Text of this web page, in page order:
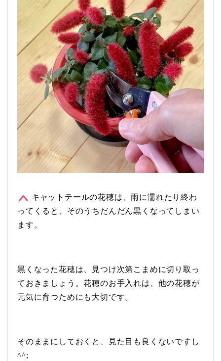
キャットテールの花穂は、雨に濡れたり終わ
ってくると、そのうちだんだん黒くなってしまい
ます。
黒くなった花穂は、見つけ次第こまめに切り取っ
ておきましょう。花穂のお手入れは、他の花穂が
元気に育つためにも大切です。
そのままにしておくと、見た目も良くないですし
^^;